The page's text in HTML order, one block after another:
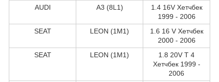
AUDI
A3 (8L1)
1.4 16V Хетчбек
1999 - 2006
SEAT
LEON (1M1)
1.6 16 V Хетчбек
2000 - 2006
SEAT
LEON (1M1)
1.8 20V T 4
Хетчбек 1999 -
2006